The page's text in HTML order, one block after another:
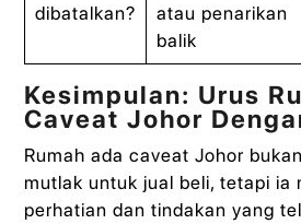
dibatalkan?
atau penarikan
balik
Kesimpulan: Urus
Caveat Johor
Rumah ada caveat Johor
mutlak untuk jual beli, tetapi ia
perhatian dan tindakan yang